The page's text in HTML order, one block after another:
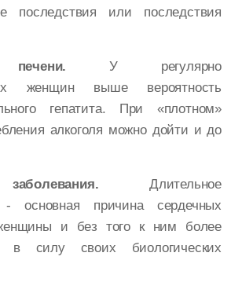
последствия или последствия
печени.У регулярно
женщин выше вероятность
гепатита. При «плотном»
алкоголя можно дойти и до
Длительное
- основная причина сердечных
и без того к ним более
в силу своих биологических